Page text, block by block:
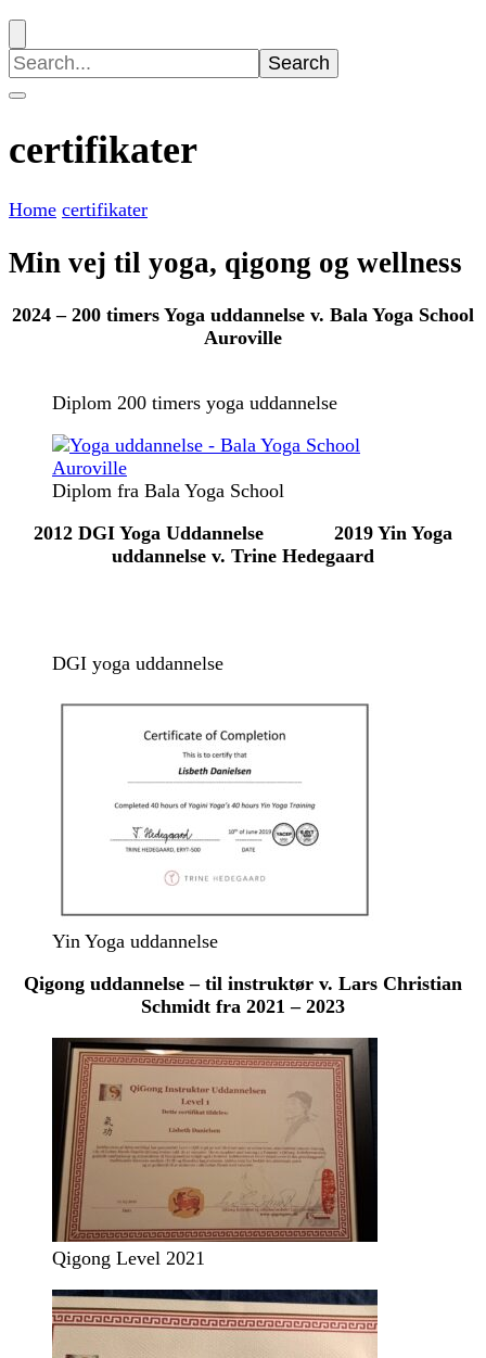
Search
for:
certifikater
Home certifikater
Min vej til yoga, qigong og wellness
2024 – 200 timers Yoga uddannelse v. Bala Yoga School
Auroville
Diplom 200 timers yoga uddannelse
Diplom fra Bala Yoga School
2012 DGI Yoga Uddannelse 2019 Yin Yoga
uddannelse v. Trine Hedegaard
DGI yoga uddannelse
Yin Yoga uddannelse
Qigong uddannelse – til instruktør v. Lars Christian
Schmidt fra 2021 – 2023
Qigong Level 2021